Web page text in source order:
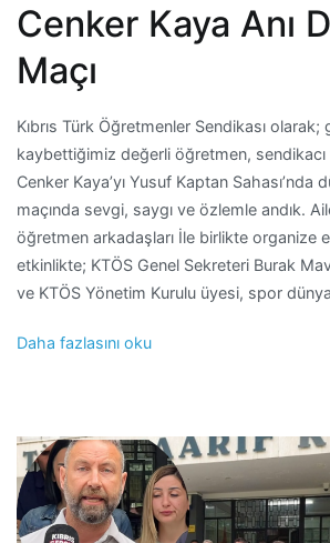
Cenker Kaya Anı
Maçı
Kıbrıs Türk Öğretmenler Sendikası olarak;
kaybettiğimiz değerli öğretmen, sendikacı
Cenker Kaya’yı Yusuf Kaptan Sahası’nda
maçında sevgi, saygı ve özlemle andık.
öğretmen arkadaşları İle birlikte organize
etkinlikte; KTÖS Genel Sekreteri Burak
ve KTÖS Yönetim Kurulu üyesi, spor
Daha fazlasını oku